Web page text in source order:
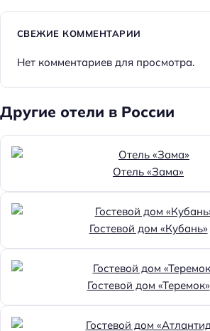
СВЕЖИЕ КОММЕНТАРИИ
Нет комментариев для просмотра.
Другие отели в России
Отель «Зама»
Гостевой дом «Кубань»
Гостевой дом «Теремок»